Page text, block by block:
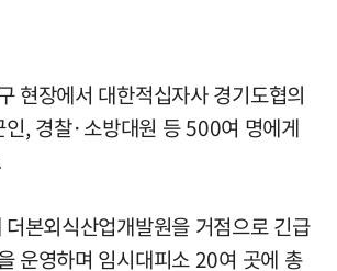
현장에서 대한적십자사 경기도협의
인, 경찰·소방대원 등 500여 명에게
본외식산업개발원을 거점으로 긴급
운영하며 임시대피소 20여 곳에 총